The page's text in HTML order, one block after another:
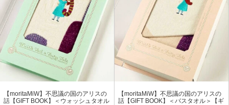
【moritaMiW】不思議の国のアリスの
話【GIFT BOOK】＜ウォッシュタオル
【moritaMiW】不思議の国のアリスの
話【GIFT BOOK】＜バスタオル＞【ギ